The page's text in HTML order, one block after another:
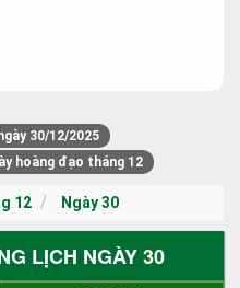
30/12/2025
hoàng đạo tháng 12
12 Ngày 30
LỊCH NGÀY 30